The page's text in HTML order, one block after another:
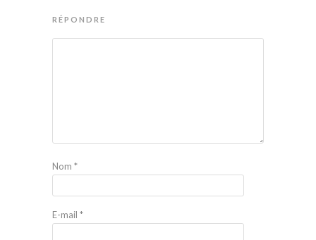
RÉPONDRE
Nom *
E-mail *